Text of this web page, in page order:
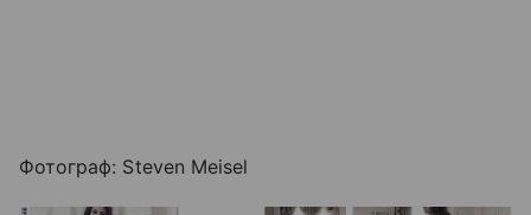
Фотограф: Steven Meisel